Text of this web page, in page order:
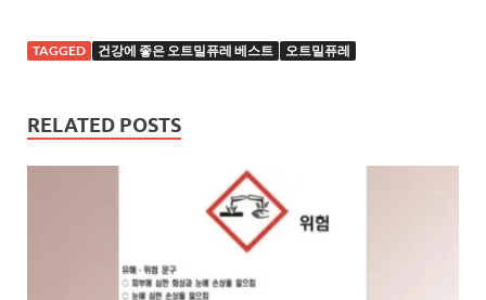
TAGGED 건강에 좋은 오트밀퓨레 베스트 오트밀퓨레
RELATED POSTS